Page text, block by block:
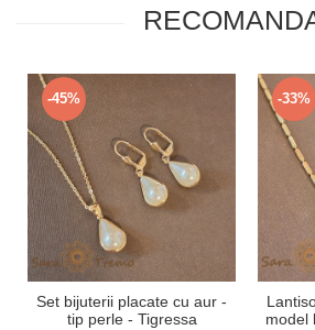
-45%
Set bijuterii placate cu aur -
tip perle - Tigressa
-33%
model